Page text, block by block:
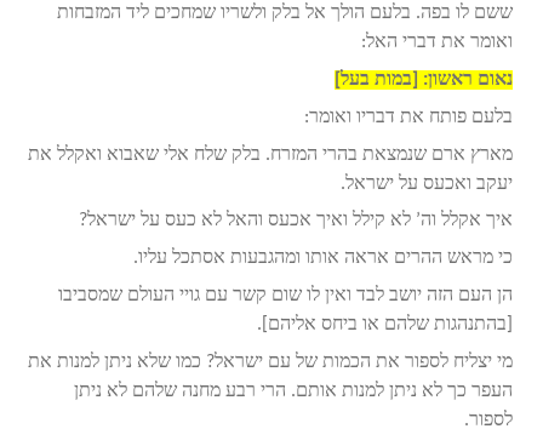
ששם לו בפה. בלעם הולך אל בלק ולשריו שמחכים ליד המזבחות
ואומר את דברי האל:
נאום ראשון: [במות בעל]
בלעם פותח את דבריו ואומר:
מארץ ארם שנמצאת בהרי המזרח. בלק שלח אלי שאבוא ואקלל את
יעקב ואכעס על ישראל.
איך אקלל וה’ לא קילל ואיך אכעס והאל לא כעס על ישראל?
כי מראש ההרים אראה אותו ומהגבעות אסתכל עליו.
הן העם הזה יושב לבד ואין לו שום קשר עם גויי העולם שמסביבו
[בהתנהגות שלהם או ביחס אליהם].
מי יצליח לספור את הכמות של עם ישראל? כמו שלא ניתן למנות את
העפר כך לא ניתן למנות אותם. הרי רבע מחנה שלהם לא ניתן
לספור.